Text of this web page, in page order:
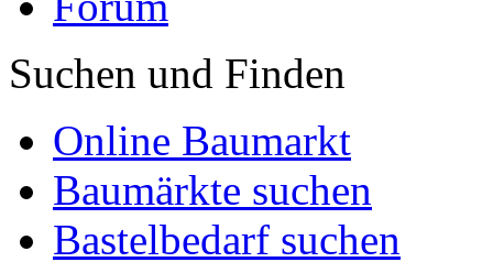
Suchen und Finden
Online Baumarkt
Baumärkte suchen
Bastelbedarf suchen